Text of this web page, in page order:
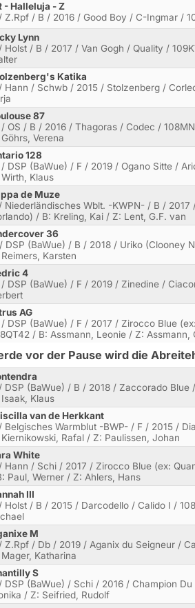
- Halleluja - Z
Z.Rpf / B / 2016 / Good Boy / C-Ingmar /
Lynn
Holst / B / 2017 / Van Gogh / Quality /
Katika
Hann / Schwb / 2015 / Stolzenberg /
87
/ OS / B / 2016 / Thagoras / Codec /
Verena
128
/ DSP (BaWue) / F / 2019 / Ogano Sitte /
Klaus
de Muze
Niederländisches Wblt. -KWPN- / B /
/ B: Kreling, Kai / Z: Lent, G.F. van
36
DSP (BaWue) / B / 2018 / Uriko (Clooney
Karsten
4
/ DSP (BaWue) / F / 2019 / Zinedine /
AG
/ DSP (BaWue) / F / 2017 / Zirocco Blue
/ B: Assmann, Leonie / Z: Assmann,
vor der Pause wird die
DSP (BaWue) / B / 2018 / Zaccorado
Klaus
van de Herkkant
Belgisches Warmblut -BWP- / F / 2015 /
Kiernikowski, Rafal / Z: Paulissen, Johan
White
Hann / Schi / 2017 / Zirocco Blue (ex:
Paul, Werner / Z: Ahlers, Hans
III
Holst / B / 2015 / Darcodello / Calido I /
M
Z.Rpf / Db / 2019 / Aganix du Seigneur /
Katharina
S
DSP (BaWue) / Schi / 2016 / Champion
/ Z: Seifried, Rudolf